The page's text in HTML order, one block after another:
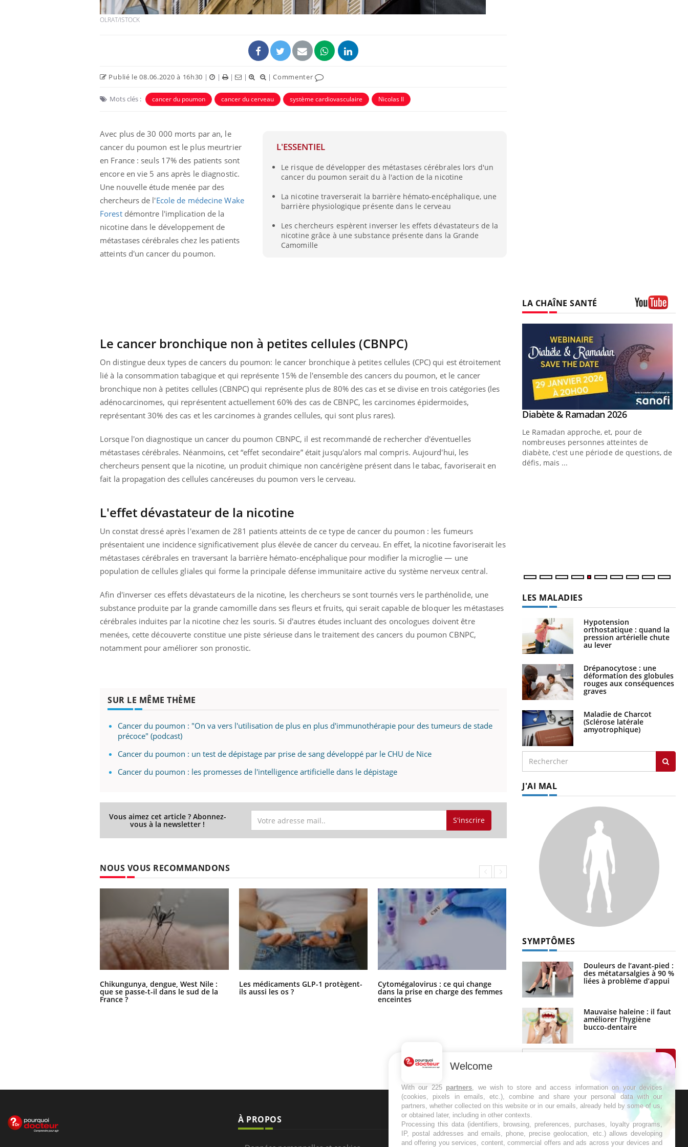
OLRAT/ISTOCK
Publié le 08.06.2020 à 16h30 | | | | |Commenter
Mots clés : cancer du poumon cancer du cerveau système cardiovasculaire Nicolas II
L'ESSENTIEL
Le risque de développer des métastases cérébrales lors d'un
cancer du poumon serait du à l'action de la nicotine
La nicotine traverserait la barrière hémato-encéphalique, une
barrière physiologique présente dans le cerveau
Les chercheurs espèrent inverser les effets dévastateurs de la
nicotine grâce à une substance présente dans la Grande
Camomille
Avec plus de 30 000 morts par an, le
cancer du poumon est le plus meurtrier
en France :seuls 17% des patients sont
encore en vie 5 ans après le diagnostic.
Une nouvelle étude menée par des
chercheurs de l'Ecole de médecine Wake
Forestdémontre l'implication de la
nicotine dans le développement de
métastases cérébrales chez les patients
atteints d'un cancer du poumon.
Le cancer bronchique non à petites cellules (CBNPC)
On distingue deux types de cancers du poumon: le cancer bronchique à petites cellules (CPC) qui est étroitement
lié à la consommation tabagique et qui représente 15% de l'ensemble des cancers du poumon, et le cancer
bronchique non à petites cellules (CBNPC) qui représente plus de 80% des cas et se divise en trois catégories (les
adénocarcinomes, qui représentent actuellement 60% des cas de CBNPC, les carcinomes épidermoïdes,
représentant 30% des cas et les carcinomes à grandes cellules, qui sont plus rares).
Lorsque l'on diagnostique un cancer du poumon CBNPC, il est recommandé de rechercher d'éventuelles
métastases cérébrales. Néanmoins, cet “effet secondaire” était jusqu'alors mal compris. Aujourd'hui, les
chercheurs pensent que la nicotine, un produit chimique non cancérigène présent dans le tabac, favoriserait en
fait la propagation des cellules cancéreuses du poumon vers le cerveau.
L'effet dévastateur de la nicotine
Un constat dressé après l'examen de 281 patients atteints de ce type de cancer du poumon : les fumeurs
présentaient une incidence significativement plus élevée de cancer du cerveau. En effet, la nicotine favoriserait les
métastases cérébrales en traversant la barrière hémato-encéphalique pour modifier la microglie — une
population de cellules gliales qui forme la principale défense immunitaire active du système nerveux central.
Afin d'inverser ces effets dévastateurs de la nicotine, les chercheurs se sont tournés vers le parthénolide, une
substance produite par la grande camomille dans ses fleurs et fruits, qui serait capable de bloquerles métastases
cérébrales induites par la nicotine chez les souris. Si d'autres études incluant des oncologues doivent être
menées, cette découverte constitue une piste sérieuse dans le traitement des cancers du poumon CBNPC,
notamment pour améliorer son pronostic.
SUR LE MÊME THÈME
Cancer du poumon : "On va vers l'utilisation de plus en plus d'immunothérapie pour des tumeurs de stade
précoce" (podcast)
Cancer du poumon : un test de dépistage par prise de sang développé par le CHU de Nice
Cancer du poumon : les promesses de l'intelligence artificielle dans le dépistage
Vous aimez cet article ? Abonnez-
vous à la newsletter ! S'inscrire
NOUS VOUS RECOMMANDONS
Chikungunya, dengue, West Nile :
que se passe-t-il dans le sud de la
France ?
Les médicaments GLP-1 protègent-
ils aussi les os ?
Cytomégalovirus : ce qui change
dans la prise en charge des femmes
enceintes
La sieste empêche-t-elle de dormir
la nuit ?
LA CHAÎNE SANTÉ
Carence en fer : comprendre pour
Youtube
Fatigue, irritabilité, brouillard mental ou
même alopécie… Les symptômes de la
carence en fer sont multiples ce qui la rend
Youtube
Insuline & Charge mentale : et si on
osait en parler??
En 2026, l'insuline dans le diabète de type 2
reste entourée d'idées reçues chez les
patients comme parfois chez les soignants.
Youtube
Eczéma Chronique des Mains : se
L'été arrive… et avec lui, un tout nouveau
rythme de vie ! Vacances, plage, piscine,
soleil, activités en plein air… Nos mains
Youtube
Diabète & Ramadan 2026Youtube
Le Ramadan approche, et, pour de
nombreuses personnes atteintes de
diabète, c'est une période de questions, de
défis, mais ...
LES MALADIES
Hypotension
orthostatique : quand la
pression artérielle chute
au lever
Drépanocytose : une
déformation des globules
rouges aux conséquences
graves
Maladie de Charcot
(Sclérose latérale
amyotrophique)
J'AI MAL
SYMPTÔMES
Douleurs de l’avant-pied :
des métatarsalgies à 90 %
liées à problème d’appui
Mauvaise haleine : il faut
améliorer l’hygiène
bucco-dentaire
À PROPOS NEWSLETTER
Recevez toutes les semaines les meilleures
Welcome
With our 225 partners, we wish to store and access information on your devices
(cookies, pixels in emails, etc.), combine and share your personal data with our
partners, whether collected on this website or in our emails, already held by some of us,
or obtained later, including in other contexts.
Processing this data (identifiers, browsing, preferences, purchases, loyalty programs,
IP, postal addresses and emails, phone, precise geolocation, etc.) allows developing
and offering you services, content, commercial offers and ads across your devices and